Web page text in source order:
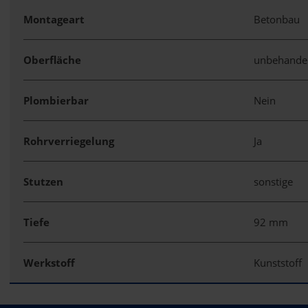
Montageart Betonbau
Oberfläche
Plombierbar Nein
Rohrverriegelung Ja
Stutzen sonstige
Tiefe 92 mm
Werkstoff Kunststoff